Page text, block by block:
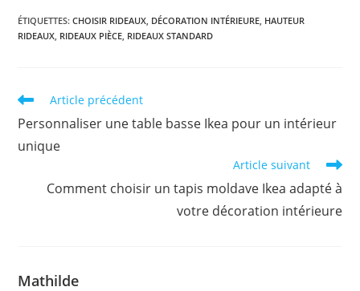
ÉTIQUETTES:CHOISIR RIDEAUX DÉCORATION INTÉRIEURE HAUTEUR
RIDEAUX RIDEAUX PIÈCE RIDEAUX STANDARD
Read
articles
Article précédent
Personnaliser une table basse Ikea pour un intérieur
unique
Article suivant
Comment choisir un tapis moldave Ikea adapté à
votre décoration intérieure
Mathilde